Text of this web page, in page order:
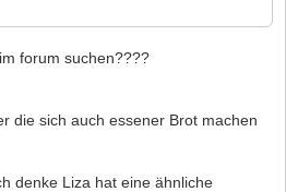
forum suchen????
die sich auch essener Brot machen
denke Liza hat eine ähnliche